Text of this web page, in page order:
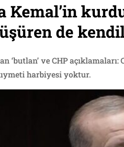
Kemal’in
de
‘butlan’ ve CHP
harbiyesi yoktur.